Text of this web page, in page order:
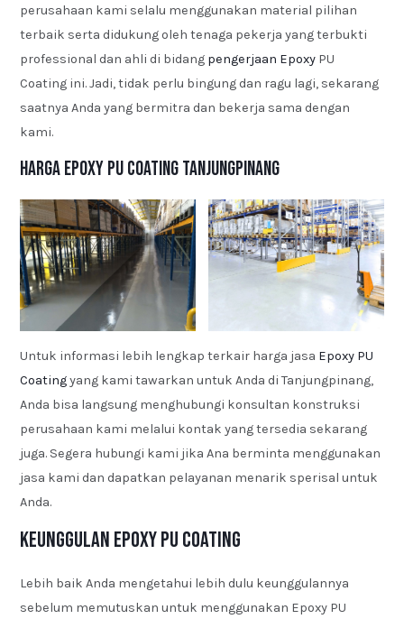
perusahaan kami selalu menggunakan material pilihan
terbaik serta didukung oleh tenaga pekerja yang terbukti
professional dan ahli di bidang pengerjaan Epoxy PU
Coating ini. Jadi, tidak perlu bingung dan ragu lagi, sekarang
saatnya Anda yang bermitra dan bekerja sama dengan
kami.
Harga Epoxy PU Coating Tanjungpinang
Untuk informasi lebih lengkap terkair harga jasa Epoxy PU
Coatingyang kami tawarkan untuk Anda di Tanjungpinang,
Anda bisa langsung menghubungi konsultan konstruksi
perusahaan kami melalui kontak yang tersedia sekarang
juga. Segera hubungi kami jika Ana berminta menggunakan
jasa kami dan dapatkan pelayanan menarik sperisal untuk
Anda.
Keunggulan Epoxy PU Coating
Lebih baik Anda mengetahui lebih dulu keunggulannya
sebelum memutuskan untuk menggunakan Epoxy PU